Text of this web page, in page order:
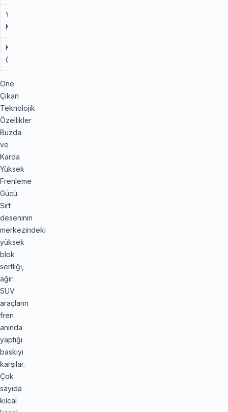
Yük Altında
Kararlılık
Kilometre
Ömrü
Öne
Çıkan
Teknolojik
Özellikler
Buzda
ve
Karda
Yüksek
Frenleme
Gücü:
Sırt
deseninin
merkezindeki
yüksek
blok
sertliği,
ağır
SUV
araçların
fren
anında
yaptığı
baskıyı
karşılar.
Çok
sayıda
kılcal